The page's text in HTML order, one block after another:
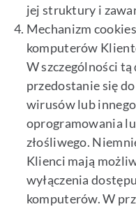
jej struktury i
Mechanizm
komputerów
W szczególności
przedostanie się
wirusów lub
oprogramowania
złośliwego.
Klienci mają
wyłączenia
komputerów. W